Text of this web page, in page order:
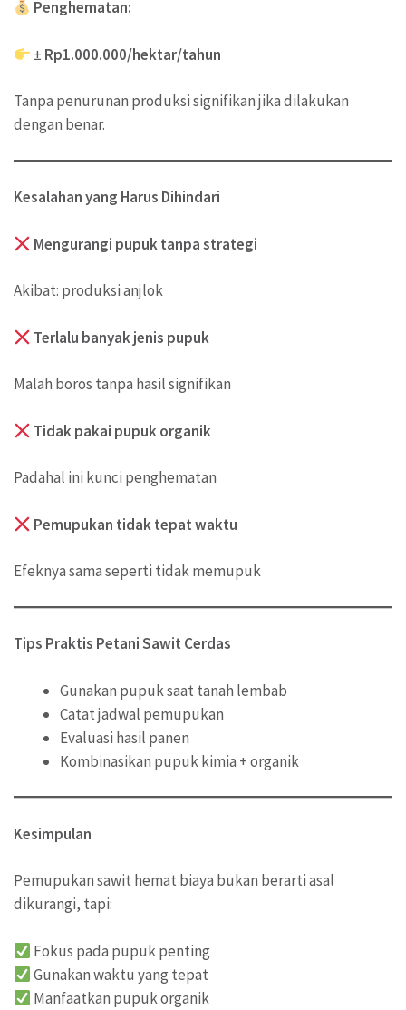
Penghematan:
± Rp1.000.000/hektar/tahun
Tanpa penurunan produksi signifikan jika dilakukan
dengan benar.
Kesalahan yang Harus Dihindari
Mengurangi pupuk tanpa strategi
Akibat: produksi anjlok
Terlalu banyak jenis pupuk
Malah boros tanpa hasil signifikan
Tidak pakai pupuk organik
Padahal ini kunci penghematan
Pemupukan tidak tepat waktu
Efeknya sama seperti tidak memupuk
Tips Praktis Petani Sawit Cerdas
Gunakan pupuk saat tanah lembab
Catat jadwal pemupukan
Evaluasi hasil panen
Kombinasikan pupuk kimia + organik
Kesimpulan
Pemupukan sawit hemat biaya bukan berarti asal
dikurangi, tapi:
Fokus pada pupuk penting
Gunakan waktu yang tepat
Manfaatkan pupuk organik